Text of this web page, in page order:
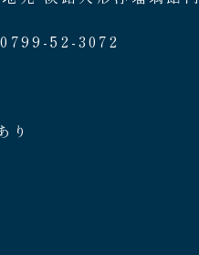
52-3072
り